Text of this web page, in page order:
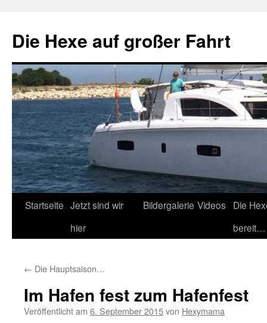
springen
Die Hexe auf großer Fahrt
Startseite Jetzt sind wir
hier
Bildergalerie Videos
Die
bereit…
← Die Hauptsaison…
Im Hafen fest zum Hafenfest
Veröffentlicht am 6. September 2015von Hexymama